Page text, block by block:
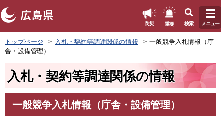
ペ
ー
ジ
。
防災 重要 検索 メニュー
トップページ 入札・契約等調達関係の情報
一般競争入札情報（庁
舎・設備管理）
入札・契約等調達関係の情報
文
一般競争入札情報（庁舎・設備管理）